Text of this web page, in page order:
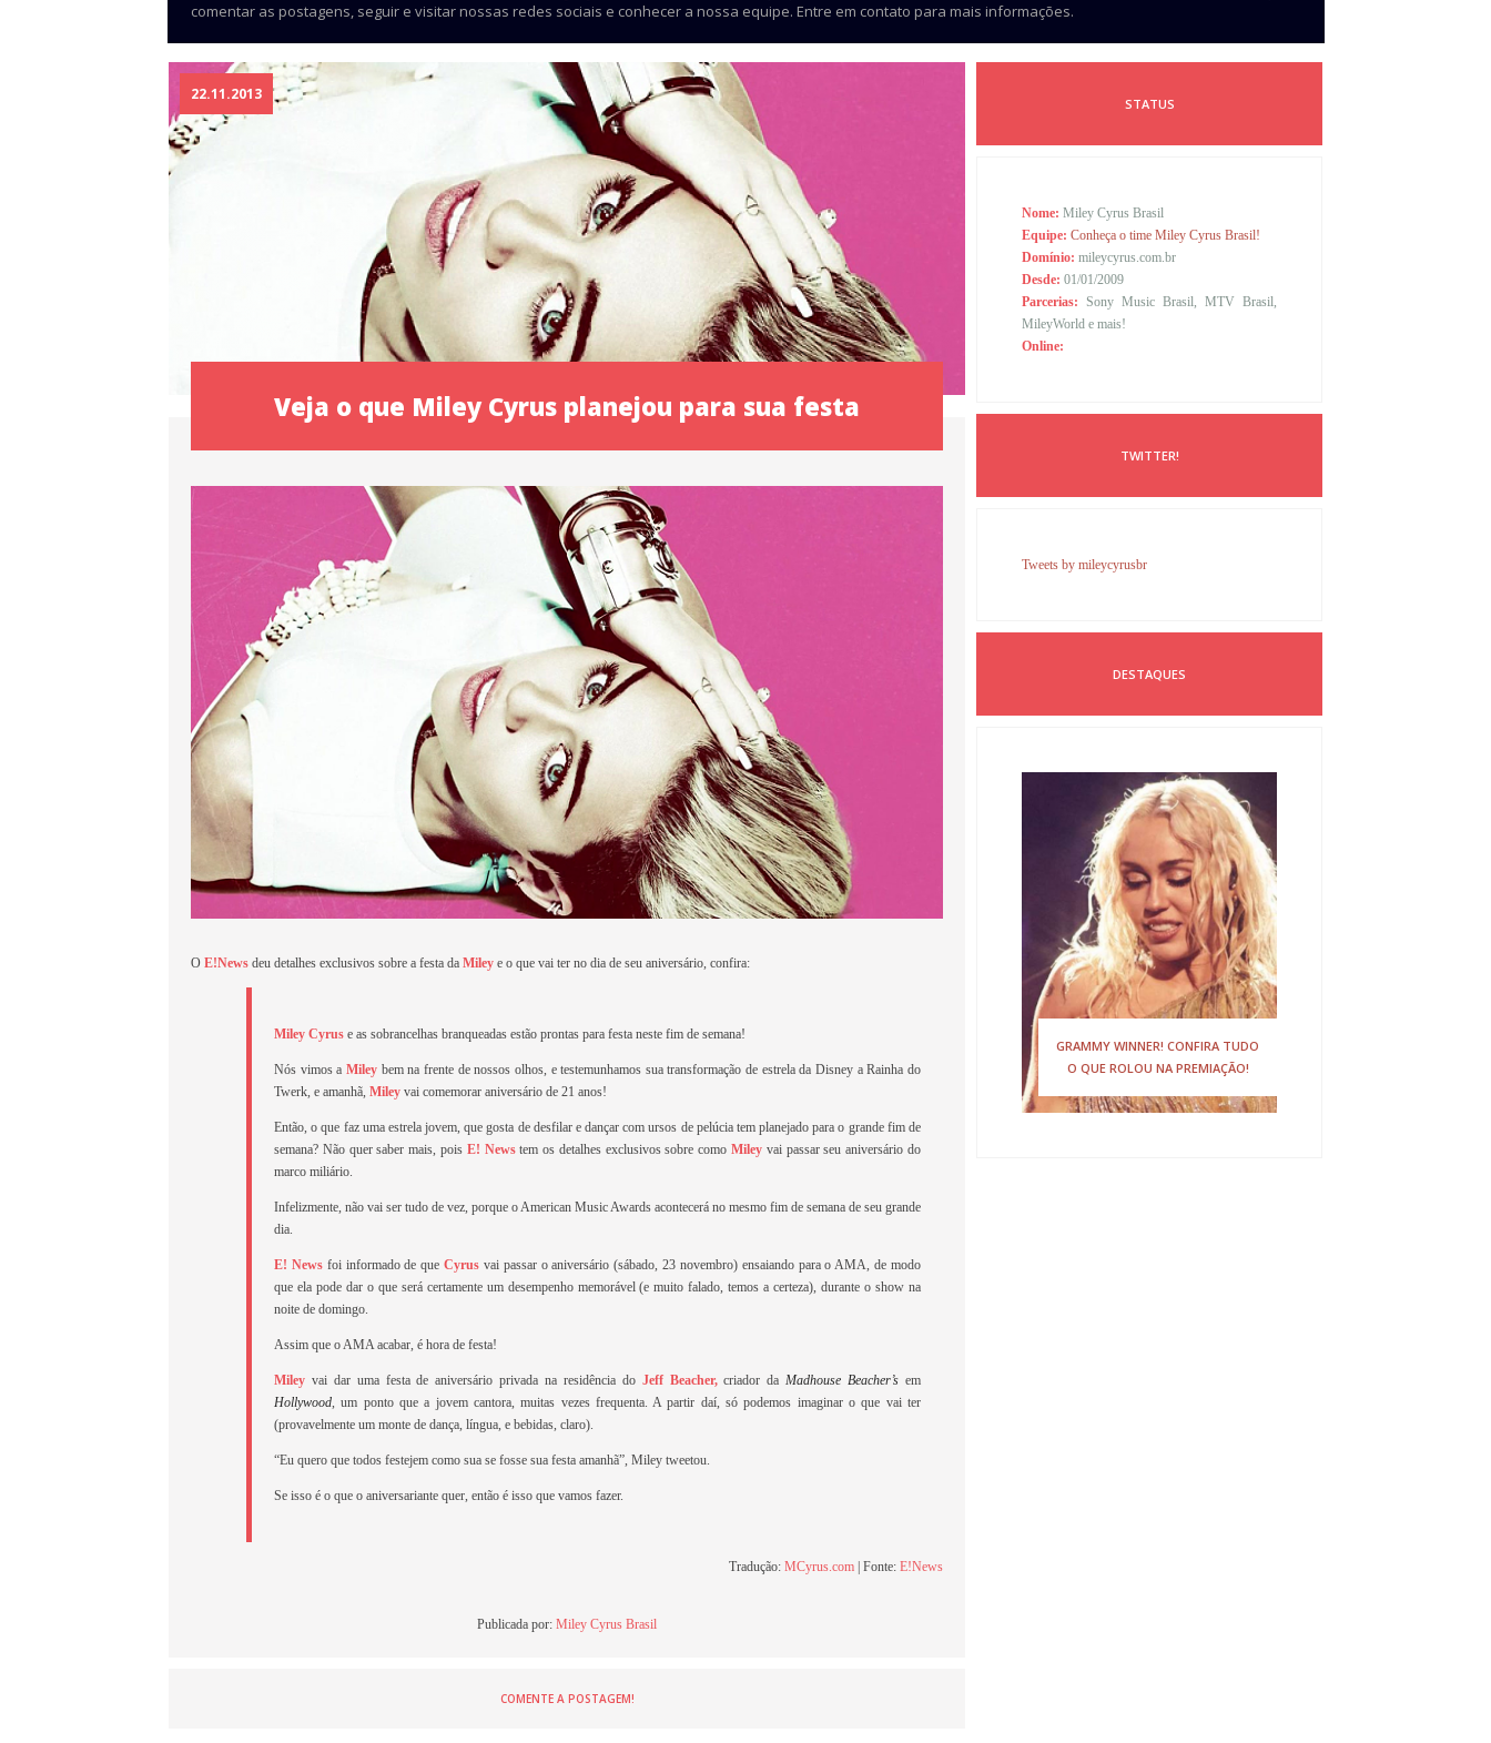
comentar as postagens, seguir e visitar nossas redes sociais e conhecer a nossa equipe. Entre em contato para mais informações.
22.11.2013
Veja o que Miley Cyrus planejou para sua festa
O E!News deu detalhes exclusivos sobre a festa da Miley e o que vai ter no dia de seu aniversário, confira:
Miley Cyrus e as sobrancelhas branqueadas estão prontas para festa neste fim de semana!
Nós vimos a Mileybem na frente de nossos olhos, e testemunhamos sua transformação de estrela da Disney a Rainha do
Twerk, e amanhã, Miley vai comemorar aniversário de 21 anos!
Então, o que faz uma estrela jovem, que gosta de desfilar e dançar com ursos de pelúcia tem planejado para o grande fim de
semana? Não quer saber mais, poisE! Newstem os detalhes exclusivos sobre comoMiley vai passar seu aniversário do
marco miliário.
Infelizmente, não vai ser tudo de vez, porque o American Music Awards acontecerá no mesmo fim de semana de seu grande
dia.
E! Newsfoi informado de queCyrus vai passar o aniversário (sábado, 23 novembro) ensaiando para o AMA, de modo
que ela pode dar o que será certamente um desempenho memorável (e muito falado, temos a certeza), durante o show na
noite de domingo.
Assim que o AMA acabar, é hora de festa!
Miley vai dar uma festa de aniversário privada na residência do Jeff Beacher,criador da Madhouse Beacher’s em
Hollywood , um ponto que a jovem cantora, muitas vezes frequenta. A partir daí, só podemos imaginar o que vai ter
(provavelmente um monte de dança, língua, e bebidas, claro).
“Eu quero que todos festejem como sua se fosse sua festa amanhã”, Miley tweetou.
Se isso é o que o aniversariante quer, então é isso que vamos fazer.
Tradução: MCyrus.com | Fonte: E!News
Publicada por: Miley Cyrus Brasil
COMENTE A POSTAGEM!
STATUS
Nome: Miley Cyrus Brasil
Equipe: Conheça o time Miley Cyrus Brasil!
Domínio: mileycyrus.com.br
Desde: 01/01/2009
Parcerias: Sony Music Brasil, MTV Brasil,
MileyWorld e mais!
Online:
TWITTER!
Tweets by mileycyrusbr
DESTAQUES
GRAMMY WINNER! CONFIRA TUDO
O QUE ROLOU NA PREMIAÇÃO!